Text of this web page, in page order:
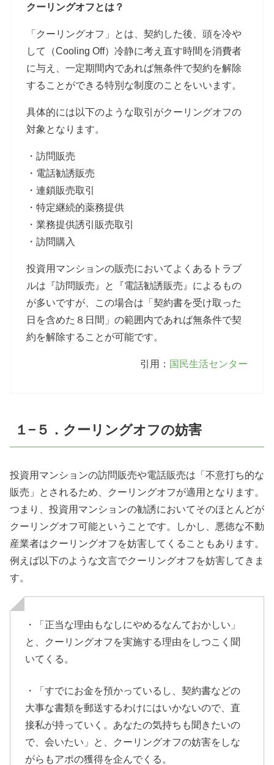
クーリングオフとは？
「クーリングオフ」とは、契約した後、頭を冷や
して（Cooling Off）冷静に考え直す時間を消費者
に与え、一定期間内であれば無条件で契約を解除
することができる特別な制度のことをいいます。
具体的には以下のような取引がクーリングオフの
対象となります。
・訪問販売
・電話勧誘販売
・連鎖販売取引
・特定継続的薬務提供
・業務提供誘引販売取引
・訪問購入
投資用マンションの販売においてよくあるトラブ
ルは『訪問販売』と『電話勧誘販売』によるもの
が多いですが、この場合は「契約書を受け取った
日を含めた８日間」の範囲内であれば無条件で契
約を解除することが可能です。
引用： 国民生活センター
１−５．クーリングオフの妨害
投資用マンションの訪問販売や電話販売は「不意打ち的な
販売」とされるため、クーリングオフが適用となります。
つまり、投資用マンションの勧誘においてそのほとんどが
クーリングオフ可能ということです。しかし、悪徳な不動
産業者はクーリングオフを妨害してくることもあります。
例えば以下のような文言でクーリングオフを妨害してきま
す。
・「正当な理由もなしにやめるなんておかしい」
と、クーリングオフを実施する理由をしつこく聞
いてくる。
・「すでにお金を預かっているし、契約書などの
大事な書類を郵送するわけにはいかないので、直
接私が持っていく。あなたの気持ちも聞きたいの
で、会いたい」と、クーリングオフの妨害をしな
がらもアポの獲得を企んでくる。